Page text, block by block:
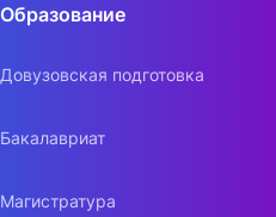
Образование
Довузовская подготовка
Бакалавриат
Магистратура